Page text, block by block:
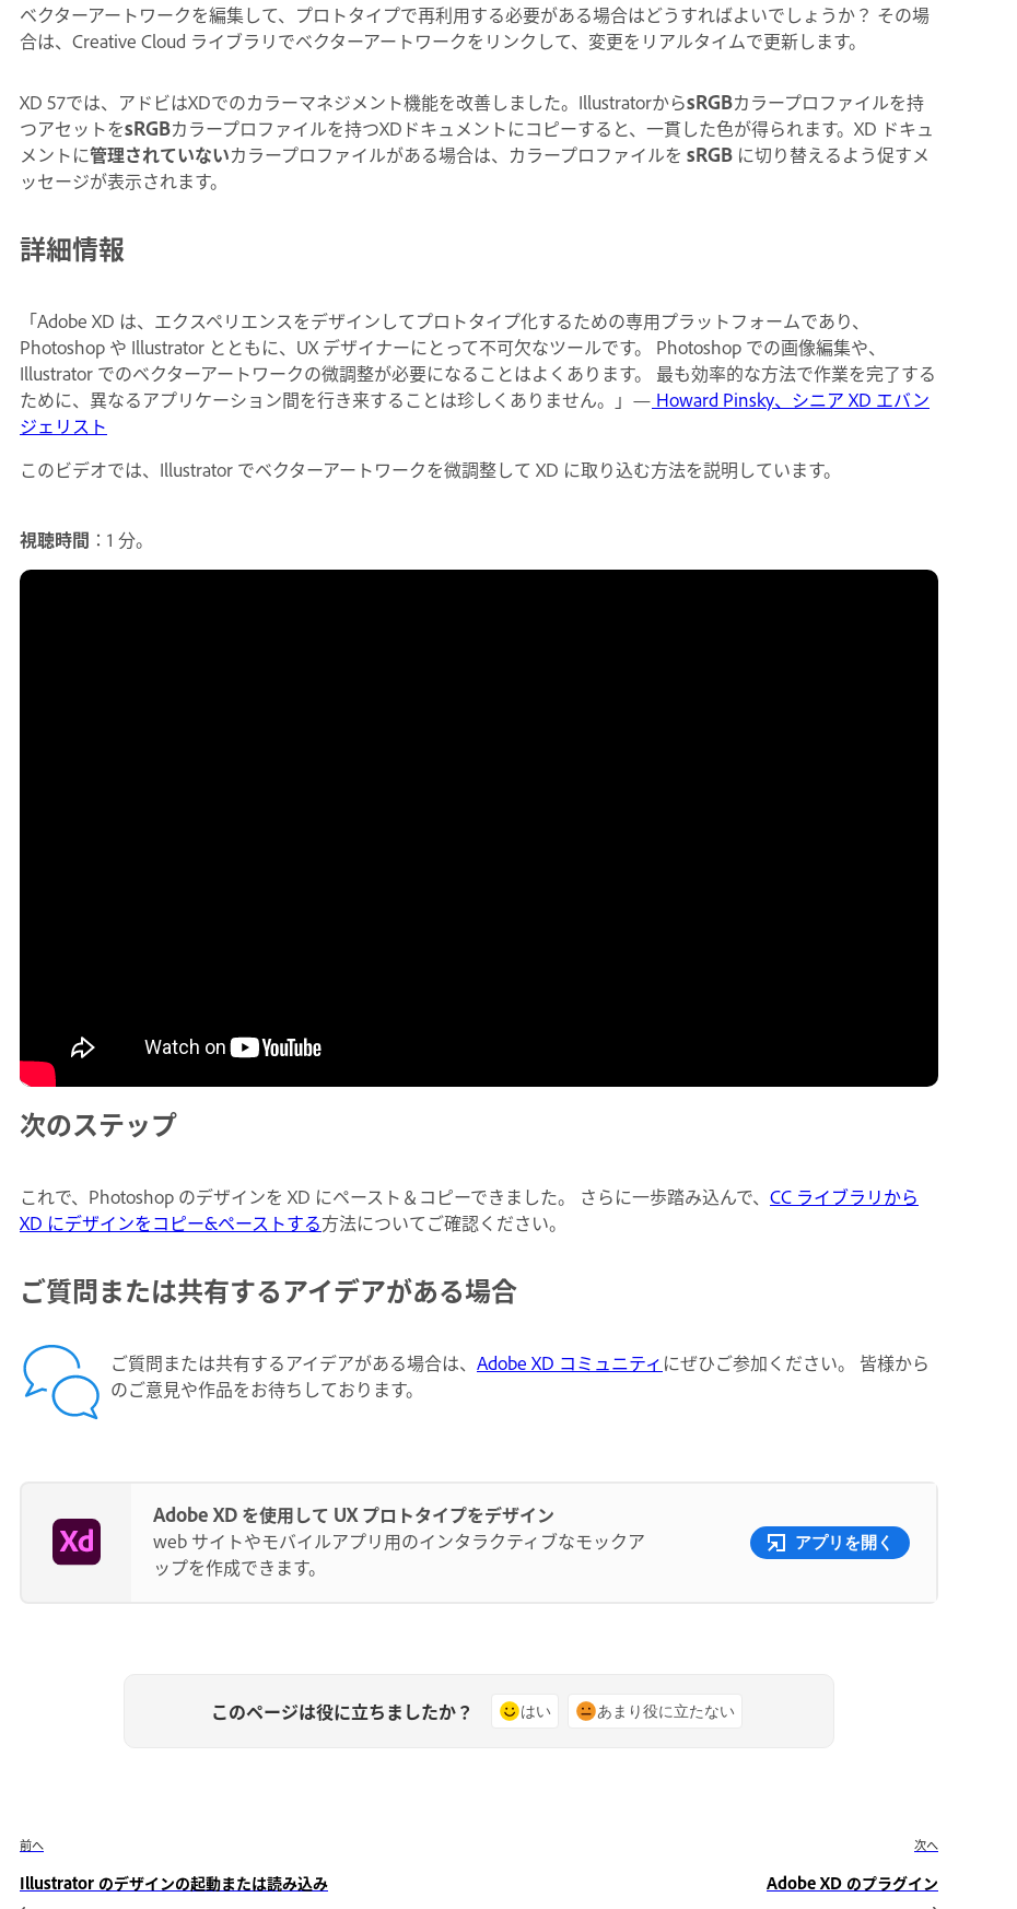
ベクターアートワークを編集して、プロトタイプで再利用する必要がある場合はどうすればよいでしょうか？ その場
合は、Creative Cloud ライブラリでベクターアートワークをリンクして、変更をリアルタイムで更新します。
XD 57では、アドビはXDでのカラーマネジメント機能を改善しました。IllustratorからsRGBカラープロファイルを持
つアセットをsRGBカラープロファイルを持つXDドキュメントにコピーすると、一貫した色が得られます。XD ドキュ
メントに管理されていないカラープロファイルがある場合は、カラープロファイルを sRGB に切り替えるよう促すメ
ッセージが表示されます。
詳細情報
「Adobe XD は、エクスペリエンスをデザインしてプロトタイプ化するための専用プラットフォームであり、
Photoshop や Illustrator とともに、UX デザイナーにとって不可欠なツールです。 Photoshop での画像編集や、
Illustrator でのベクターアートワークの微調整が必要になることはよくあります。 最も効率的な方法で作業を完了する
ために、異なるアプリケーション間を行き来することは珍しくありません。」— Howard Pinsky、シニア XD エバン
ジェリスト
このビデオでは、Illustrator でベクターアートワークを微調整して XD に取り込む方法を説明しています。
視聴時間 ：1 分。
次のステップ
これで、Photoshop のデザインを XD にペースト＆コピーできました。 さらに一歩踏み込んで、 CC ライブラリから
XD にデザインをコピー&ペーストする方法についてご確認ください。
ご質問または共有するアイデアがある場合
ご質問または共有するアイデアがある場合は、 Adobe XD コミュニティ にぜひご参加ください。 皆様から
のご意見や作品をお待ちしております。
Adobe XD を使用して UX プロトタイプをデザイン
web サイトやモバイルアプリ用のインタラクティブなモックア
ップを作成できます。
アプリを開く
このページは役に立ちましたか？ はい あまり役に立たない
前へ
Illustrator のデザインの起動または読み込み
次へ
Adobe XD のプラグイン